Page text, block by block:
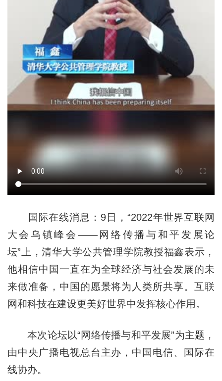
国际在线消息：9日，“2022年世界互联网
大会乌镇峰会——网络传播与和平发展论
坛”上，清华大学公共管理学院教授福鑫表示，
他相信中国一直在为全球经济与社会发展的未
来做准备，中国的愿景将为人类所共享。互联
网和科技在建设更美好世界中发挥核心作用。
本次论坛以“网络传播与和平发展”为主题，
由中央广播电视总台主办，中国电信、国际在
线协办。